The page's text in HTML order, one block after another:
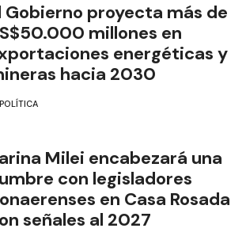
Gobierno proyecta más de
millones en
energéticas y
hacia 2030
POLÍTICA
Milei encabezará una
con legisladores
en Casa Rosada
señales al 2027